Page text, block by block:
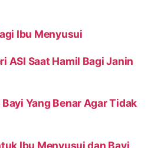
Ibu Menyusui
ASI Saat Hamil Bagi Janin
Yang Benar Agar Tidak
Ibu Menyusui dan Bayi